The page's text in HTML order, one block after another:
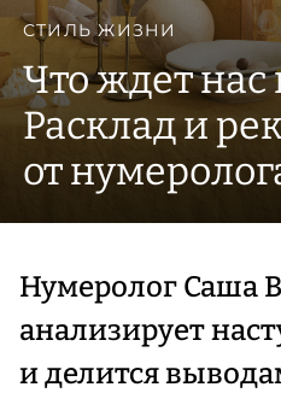
СТИЛЬ ЖИЗНИ
Что ждет нас
Расклад и
от
Нумеролог Саша
анализирует
и делится